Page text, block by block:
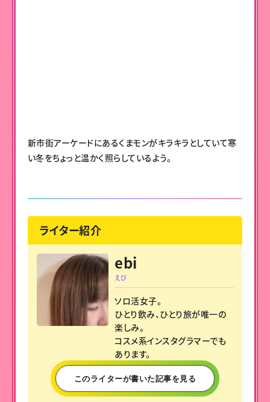
新市街アーケードにあるくまモンがキラキラとしていて寒
い冬をちょっと温かく照らしているよう。
ライター紹介
ebi
えび
ソロ活女子。
ひとり飲み、ひとり旅が唯一の
楽しみ。
コスメ系インスタグラマーでも
あります。
このライターが書いた記事を見る